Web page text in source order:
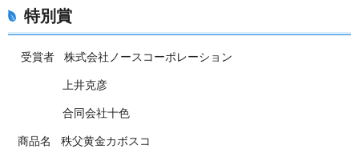
特別賞
受賞者 株式会社ノースコーポレーション
上井克彦
合同会社十色
商品名 秩父黄金カボスコ